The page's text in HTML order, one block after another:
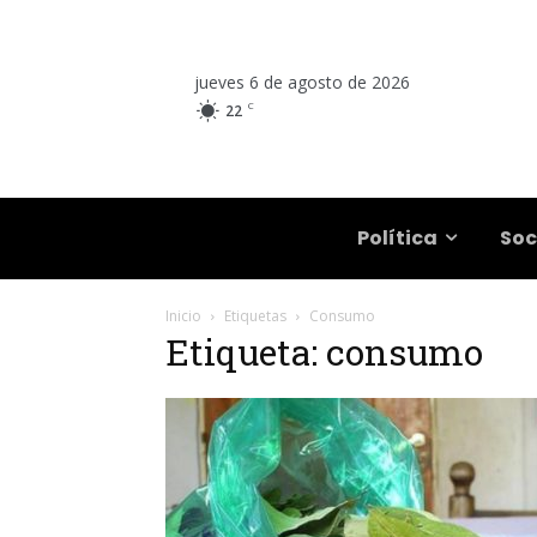
jueves 6 de agosto de 2026
22 C
Política
Inicio Etiquetas Consumo
Etiqueta: consumo